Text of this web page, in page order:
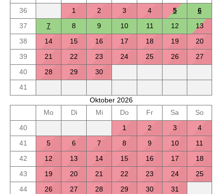
36
1 2 3 4 5
6
37
7 8 9 10 11 12
13
38
14 15 16 17 18 19
20
39
21 22 23 24 25 26
27
40
28 29
30
41
Oktober 2026
Mo
Di Mi Do Fr Sa
So
40
1 2 3
4
41
5 6 7 8 9 10
11
42
12 13 14 15 16 17
18
43
19 20 21 22 23 24
25
44
26 27 28 29 30
31